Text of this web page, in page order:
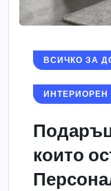
ВСИЧКО ЗА
ИНТЕРИОРЕН
които